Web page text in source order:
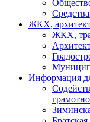
ЖКХ,
ЖКХ,
Информация